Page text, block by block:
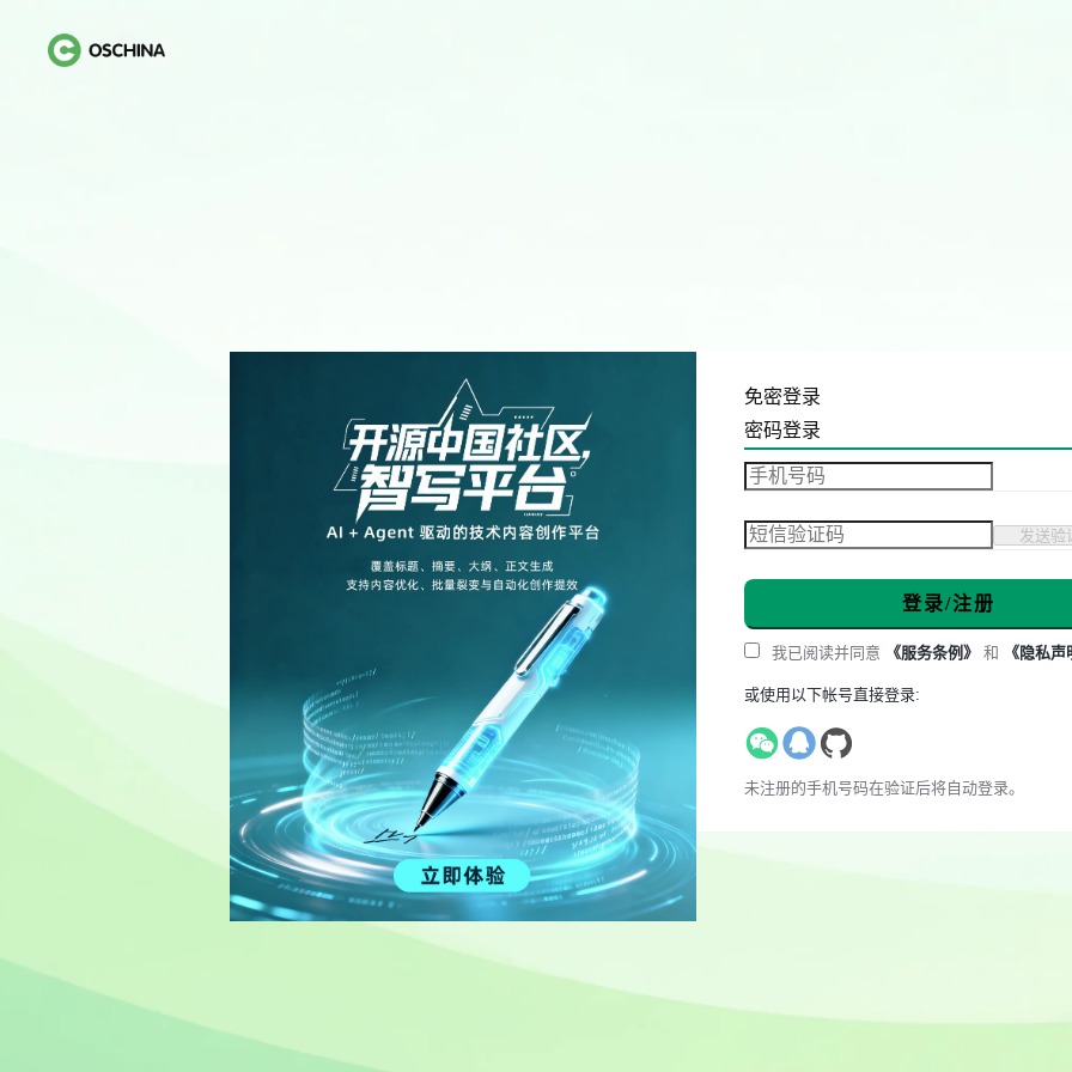
免密登录
密码登录
发送验
登录/注册
我已阅读并同意 《服务条例》 和 《隐私声
或使用以下帐号直接登录:
未注册的手机号码在验证后将自动登录。